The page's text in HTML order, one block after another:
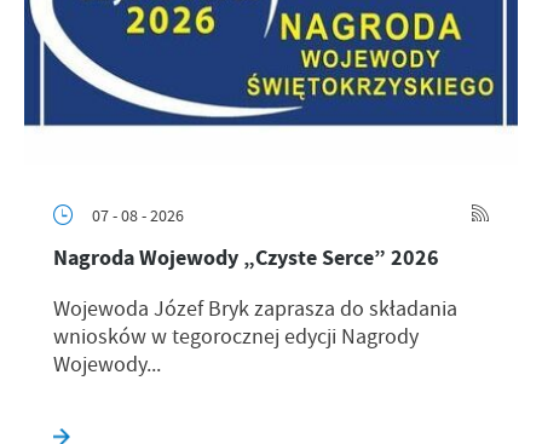
07 - 08 - 2026
Nagroda Wojewody „Czyste Serce” 2026
Wojewoda Józef Bryk zaprasza do składania
wniosków w tegorocznej edycji Nagrody
Wojewody...